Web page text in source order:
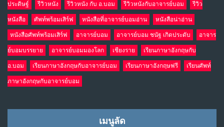
ประดิษฐ์ รีวิวหนัง รีวิวหนัง กับ อ.บอม รีวิวหนังกับอาจารย์บอม รีวิว
หนังสือ ศัพท์พร้อมเสิร์ฟ หนังสือที่อาจารย์บอมอ่าน หนังสือน่าอ่าน
หนังสือศัพท์พร้อมเสิร์ฟ อาจารย์บอม อาจารย์บอม ชนัฐ เกิดประดับ อาจาร
ย์บอมบรรยาย อาจารย์บอมมองโลก เชียงราย เรียนภาษาอังกฤษกับ
อ.บอม เรียนภาษาอังกฤษกับอาจารย์บอม เรียนภาษาอังกฤษฟรี เรียนศัพท์
ภาษาอังกฤษกับอาจารย์บอม
เมนูลัด